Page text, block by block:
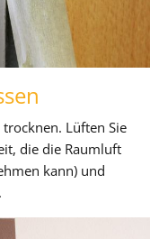
Lüften Sie
die die Raumluft
kann) und